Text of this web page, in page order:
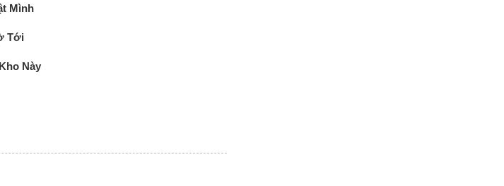
Mình
Tới
Này